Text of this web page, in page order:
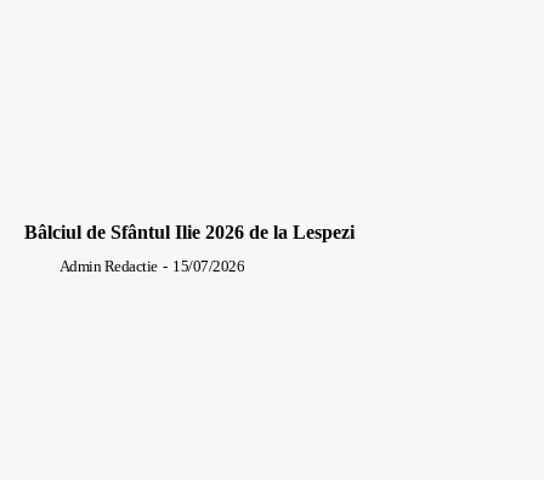
Bâlciul de Sfântul Ilie 2026 de la Lespezi
Admin Redactie - 15/07/2026